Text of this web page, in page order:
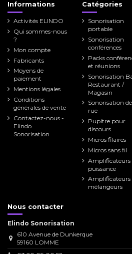
Informations
Activités ELINDO
Qui sommes-nous
?
Mon compte
Fabricants
Moyens de
paiement
Mentions légales
Conditions
générales de vente
Contactez-nous -
Elindo
Sonorisation
Catégories
Sonorisation
portable
Sonorisation
conférences
Packs
et réunions
Sonorisation
Restaurant /
Magasin
Sonorisation de
rue
Pupitre pour
discours
Micros filaires
Micros sans fil
Amplificateurs
puissance
Amplificateurs
mélangeurs
Nous contacter
Elindo Sonorisation
610 Avenue de Dunkerque
59160 LOMME